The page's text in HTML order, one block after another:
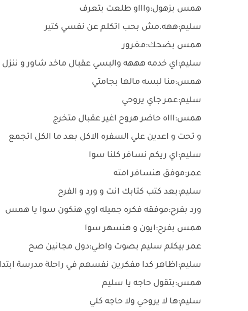
همس بزهول:واااو طلعت بتعرف
سليم:ههه.مش بحب اتكلم عن نفسي كتير
همس بضحك:مغرور
سليم:اي خدمه هههه والبسي عقبال ماخد شاور و
همس:منا لبسه مالها بجامتي
سليم:عمر جاي يروحي
همس:اااه حاضر هروح اغير عقبال متخرج
و تحت و اعدين علي السفره الاكل بعد ما الكل اتجمع
سليم:اي ريكم نسافر كلنا سوا
عمر:موفق هنسافر امته
سليم:بعد كتب كتابك انت و ورد و الفرح
ورد بفرح:موفقه فكره جميله اوي هنكون سوا يا همس
همس بفرح:ايون و هنسهر سوا
عمر بيكلم سليم بصوت واطي:دول مجانين صح
سليم:اظاهر كدا مفكرين نفسهم في راحلة مدرسة
همس:بتقول حاجه يا سليم
سليم:ها لا يروحي ولا حاجه كلي